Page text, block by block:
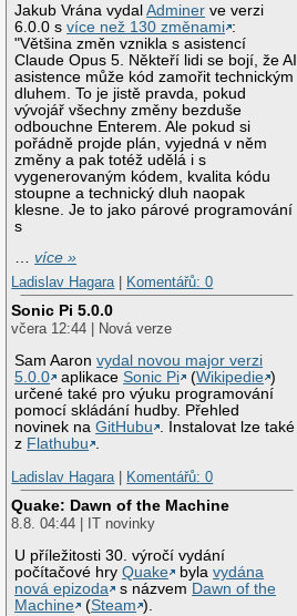
Jakub Vrána vydalAdminer ve verzi
6.0.0 svíce než 130 změnami :
"Většina změn vznikla s asistencí
Claude Opus 5. Někteří lidi se bojí, že AI
asistence může kód zamořit technickým
dluhem. To je jistě pravda, pokud
vývojář všechny změny bezduše
odbouchne Enterem. Ale pokud si
pořádně projde plán, vyjedná v něm
změny a pak totéž udělá i s
vygenerovaným kódem, kvalita kódu
stoupne a technický dluh naopak
klesne. Je to jako párové programování
s
…více »
Ladislav Hagara
Komentářů: 0
Sonic Pi 5.0.0
včera 12:44 | Nová verze
Sam Aaronvydal novou major verzi
5.0.0
aplikaceSonic Pi (Wikipedie )
určené také pro výuku programování
pomocí skládání hudby. Přehled
novinek naGitHubu . Instalovat lze také
z Flathubu .
Ladislav Hagara
Komentářů: 0
Quake: Dawn of the Machine
8.8. 04:44 | IT novinky
U příležitosti 30. výročí vydání
počítačové hryQuake bylavydána
nová epizoda
s názvem Dawn of the
Machine
(Steam ).